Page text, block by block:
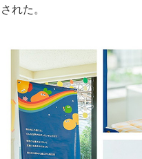
された。